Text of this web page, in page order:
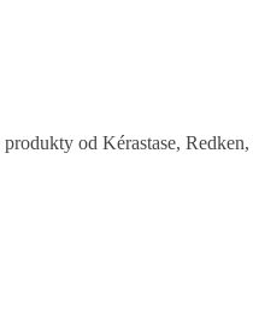
od Kérastase,